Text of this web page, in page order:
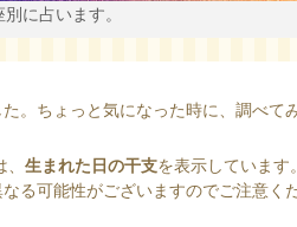
に占います。
。ちょっと気になった時に、調べて
生まれた日の干支を表示しています
る可能性がございますのでご注意く